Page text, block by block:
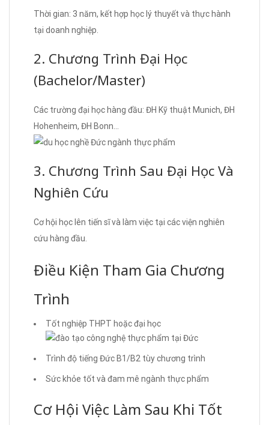
Thời gian: 3 năm, kết hợp học lý thuyết và thực hành
tại doanh nghiệp.
2. Chương Trình Đại Học
(Bachelor/Master)
Các trường đại học hàng đầu: ĐH Kỹ thuật Munich, ĐH
Hohenheim, ĐH Bonn…
3. Chương Trình Sau Đại Học Và
Nghiên Cứu
Cơ hội học lên tiến sĩ và làm việc tại các viện nghiên
cứu hàng đầu.
Điều Kiện Tham Gia Chương
Trình
Tốt nghiệp THPT hoặc đại học
Trình độ tiếng Đức B1/B2 tùy chương trình
Sức khỏe tốt và đam mê ngành thực phẩm
Cơ Hội Việc Làm Sau Khi Tốt